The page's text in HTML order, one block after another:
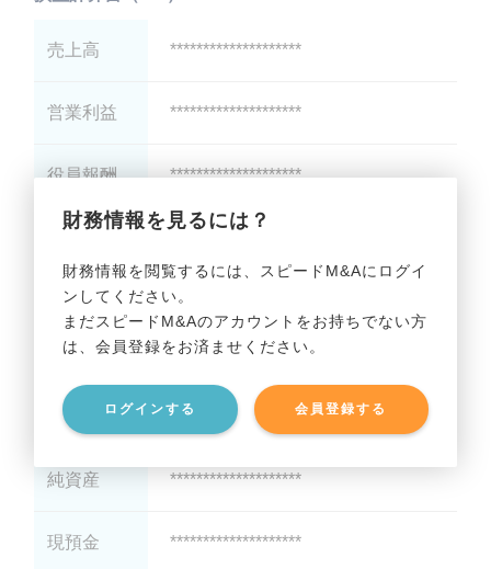
財務情報を見るには？
財務情報を閲覧するには、スピードM&Aにログイ
ンしてください。
まだスピードM&Aのアカウントをお持ちでない方
は、会員登録をお済ませください。
ログインする 会員登録する
売上高 ********************
営業利益 ********************
役員報酬 ********************
貸借対照表（B/S）
総資産 ********************
有利子負債 ********************
純資産 ********************
現預金 ********************